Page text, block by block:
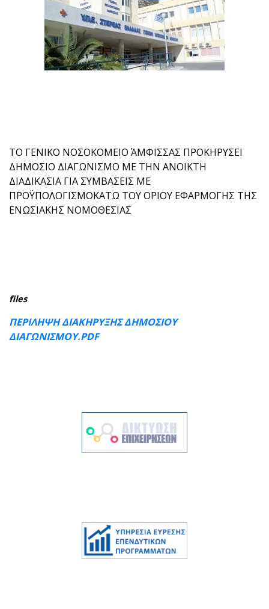
ΤΟ ΓΕΝΙΚΟ ΝΟΣΟΚΟΜΕΙΟ ΆΜΦΙΣΣΑΣ ΠΡΟΚΗΡΥΣΕΙ
ΔΗΜΟΣΙΟ ΔΙΑΓΩΝΙΣΜΟ ΜΕ ΤΗΝ ΑΝΟΙΚΤΗ
ΔΙΑΔΙΚΑΣΙΑ ΓΙΑ ΣΥΜΒΑΣΕΙΣ ΜΕ
ΠΡΟΫΠΟΛΟΓΙΣΜΟΚΑΤΩ ΤΟΥ ΟΡΙΟΥ ΕΦΑΡΜΟΓΗΣ ΤΗΣ
ΕΝΩΣΙΑΚΗΣ ΝΟΜΟΘΕΣΙΑΣ
files
ΠΕΡΙΛΗΨΗ ΔΙΑΚΗΡΥΞΗΣ ΔΗΜΟΣΙΟΥ
ΔΙΑΓΩΝΙΣΜΟΥ.PDF